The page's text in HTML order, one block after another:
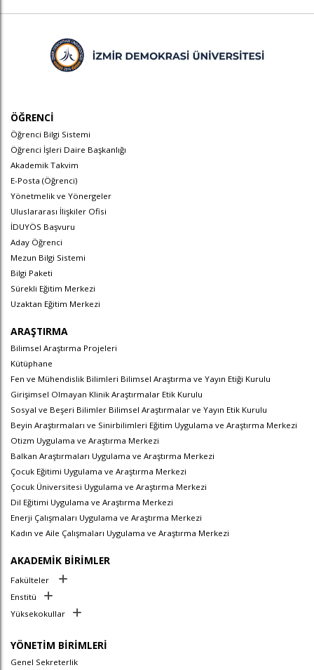
ÖĞRENCİ
Öğrenci Bilgi Sistemi
Öğrenci İşleri Daire Başkanlığı
Akademik Takvim
E-Posta (Öğrenci)
Yönetmelik ve Yönergeler
Uluslararası İlişkiler Ofisi
İDUYÖS Başvuru
Aday Öğrenci
Mezun Bilgi Sistemi
Bilgi Paketi
Sürekli Eğitim Merkezi
Uzaktan Eğitim Merkezi
ARAŞTIRMA
Bilimsel Araştırma Projeleri
Kütüphane
Fen ve Mühendislik Bilimleri Bilimsel Araştırma ve Yayın Etiği Kurulu
Girişimsel Olmayan Klinik Araştırmalar Etik Kurulu
Sosyal ve Beşeri Bilimler Bilimsel Araştırmalar ve Yayın Etik Kurulu
Beyin Araştırmaları ve Sinirbilimleri Eğitim Uygulama ve Araştırma Merkezi
Otizm Uygulama ve Araştırma Merkezi
Balkan Araştırmaları Uygulama ve Araştırma Merkezi
Çocuk Eğitimi Uygulama ve Araştırma Merkezi
Çocuk Üniversitesi Uygulama ve Araştırma Merkezi
Dil Eğitimi Uygulama ve Araştırma Merkezi
Enerji Çalışmaları Uygulama ve Araştırma Merkezi
Kadın ve Aile Çalışmaları Uygulama ve Araştırma Merkezi
AKADEMİK BİRİMLER
Fakülteler
Enstitü
Yüksekokullar
YÖNETİM BİRİMLERİ
Genel Sekreterlik